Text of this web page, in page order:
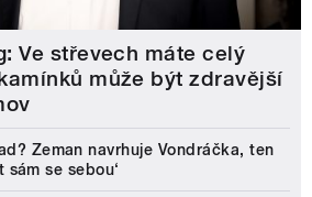
Ve střevech máte celý
může být zdravější
Zeman navrhuje Vondráčka, ten
sám se sebou‘